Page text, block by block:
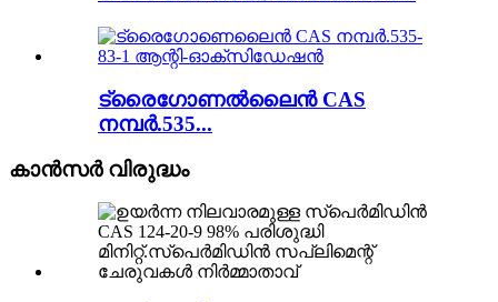
ട്രൈഗോണൽലൈൻ CAS
നമ്പർ.535...
കാൻസർ വിരുദ്ധം